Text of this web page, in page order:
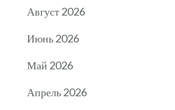
Август 2026
Июнь 2026
Май 2026
Апрель 2026